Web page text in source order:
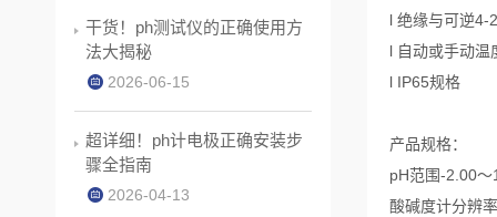
l 绝缘与可逆4-
l 自动或手动温
l IP65规格
产品规格：
pH范围-2.00
酸碱度计分辨
干货！ph测试仪的正确使用方
法大揭秘
2026-06-15
超详细！ph计电极正确安装步
骤全指南
2026-04-13